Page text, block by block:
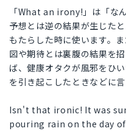
「What an irony!」は「な
予想とは逆の結果が生じた
もたらした時に使います。
図や期待とは裏腹の結果を
ば、健康オタクが風邪をひ
を引き起こしたときなどに言
Isn't that ironic! It was
pouring rain on the day